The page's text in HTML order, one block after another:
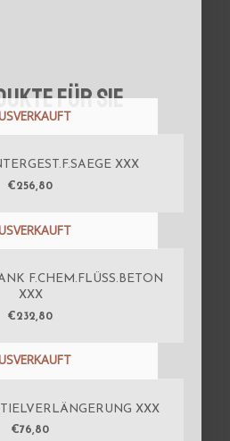
für Sie
XXX
€256,80
F.CHEM.FLÜSS.BETON
XXX
€232,80
XXX
€76,80